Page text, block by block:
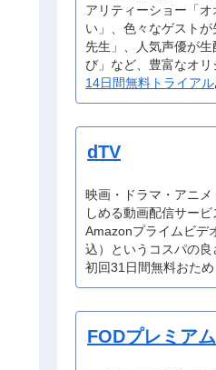
アリティーショー「
い」、色々なゲスト
先生」、人気声優が
び」など、豊富なオリ
14日間無料トライアル
dTV
映画・ドラマ・アニ
しめる動画配信サービ
Amazonプライムビデ
込）というコスパの良
初回31日間無料おため
FODプレミアム